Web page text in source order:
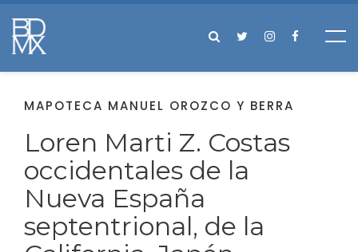
MAPOTECA MANUEL OROZCO Y BERRA
Loren Marti Z. Costas
occidentales de la
Nueva España
septentrional, de la